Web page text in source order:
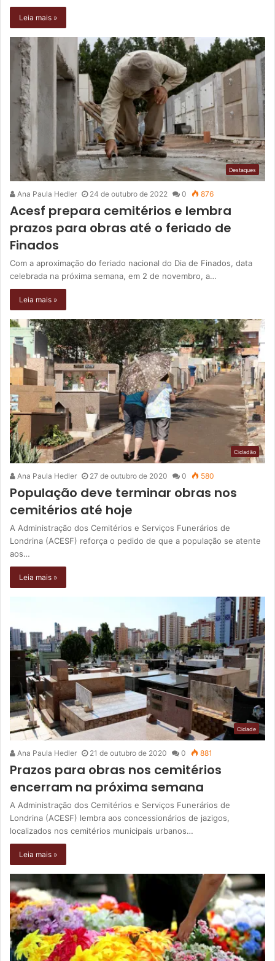
Leia mais »
Destaques
Ana Paula Hedler 24 de outubro de 2022 0 876
Acesf prepara cemitérios e lembra
prazos para obras até o feriado de
Finados
Com a aproximação do feriado nacional do Dia de Finados, data
celebrada na próxima semana, em 2 de novembro, a…
Leia mais »
Cidadão
Ana Paula Hedler 27 de outubro de 2020 0 580
População deve terminar obras nos
cemitérios até hoje
A Administração dos Cemitérios e Serviços Funerários de
Londrina (ACESF) reforça o pedido de que a população se atente
aos…
Leia mais »
Cidade
Ana Paula Hedler 21 de outubro de 2020 0 881
Prazos para obras nos cemitérios
encerram na próxima semana
A Administração dos Cemitérios e Serviços Funerários de
Londrina (ACESF) lembra aos concessionários de jazigos,
localizados nos cemitérios municipais urbanos…
Leia mais »